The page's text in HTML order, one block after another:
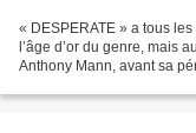
« DESPERATE » a tous les
l’âge d’or du genre, mais
Anthony Mann, avant sa